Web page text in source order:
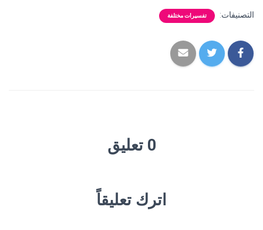
التصنيفات: تفسيرات مختلفة
0 تعليق
اترك تعليقاً